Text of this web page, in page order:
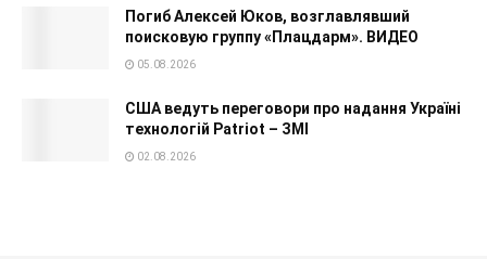
Погиб Алексей Юков, возглавлявший
поисковую группу «Плацдарм». ВИДЕО
05.08.2026
США ведуть переговори про надання Україні
технологій Patriot – ЗМІ
02.08.2026